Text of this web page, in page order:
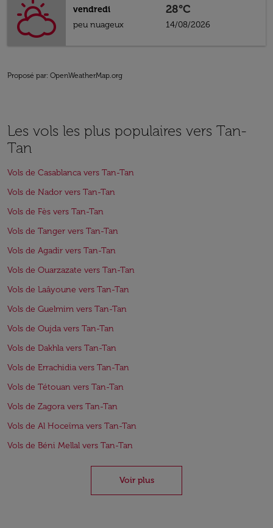
vendredi
peu nuageux
28°C
14/08/2026
Proposé par: OpenWeatherMap.org
Les vols les plus populaires vers Tan-
Tan
Vols de Casablanca vers Tan-Tan
Vols de Nador vers Tan-Tan
Vols de Fès vers Tan-Tan
Vols de Tanger vers Tan-Tan
Vols de Agadir vers Tan-Tan
Vols de Ouarzazate vers Tan-Tan
Vols de Laâyoune vers Tan-Tan
Vols de Guelmim vers Tan-Tan
Vols de Oujda vers Tan-Tan
Vols de Dakhla vers Tan-Tan
Vols de Errachidia vers Tan-Tan
Vols de Tétouan vers Tan-Tan
Vols de Zagora vers Tan-Tan
Vols de Al Hoceïma vers Tan-Tan
Vols de Béni Mellal vers Tan-Tan
Voir plus